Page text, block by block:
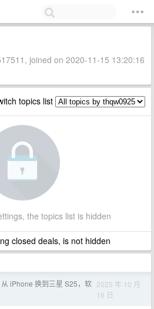
joined on 2020-11-15 13:20:16
topics list
the topics list is hidden
closed deals, is not hidden
从 iPhone 换到三星 S25，软 2025 年 10 月
16 日